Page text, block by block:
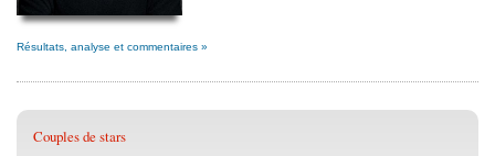
Résultats, analyse et commentaires »
Couples de stars